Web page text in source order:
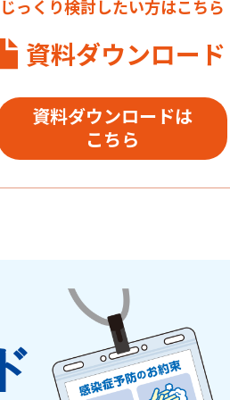
じっくり検討したい方はこちら
資料ダウンロード
資料ダウンロードは
こちら